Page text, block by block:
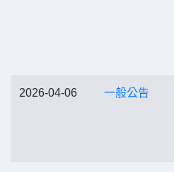
2026-04-06 一般公告